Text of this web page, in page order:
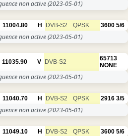
non active(2023-05-01)
11004.80 H DVB-S2 QPSK 3600 5/6
non active(2023-05-01)
11035.90 V DVB-S2
65713
NONE
non active(2023-05-01)
11040.70 H DVB-S2 QPSK 2916 3/5
non active(2023-05-01)
11049.10 H DVB-S2 QPSK 3600 5/6